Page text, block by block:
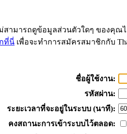
สามารถดูข้อมูลส่วนตัวใดๆ ของคุณ
ที่นี่ เพื่อจะทำการสมัครสมาชิกกับ
ชื่อผู้ใช้งาน:
รหัสผ่าน:
ระยะเวลาที่จะอยู่ในระบบ (นาที):
คงสถานะการเข้าระบบไว้ตลอด: